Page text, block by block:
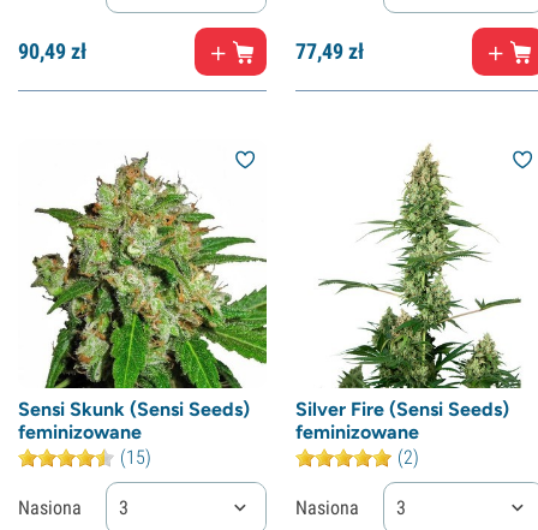
90,49zł 77,49zł
Sensi Skunk (Sensi Seeds)
feminizowane
(15)
Nasiona 3
Silver Fire (Sensi Seeds)
feminizowane
(2)
Nasiona 3